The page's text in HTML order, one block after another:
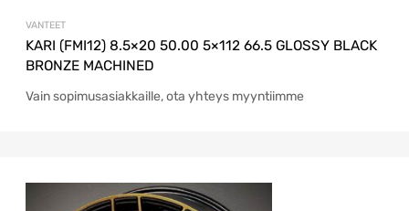
VANTEET
KARI (FMI12) 8.5×20 50.00 5×112 66.5 GLOSSY BLACK
BRONZE MACHINED
Vain sopimusasiakkaille, ota yhteys myyntiimme